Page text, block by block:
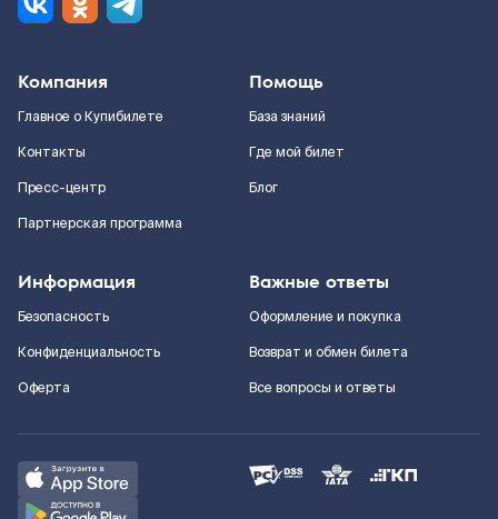
Компания
Главное о Купибилете
Контакты
Пресс-центр
Партнерская программа
Помощь
База знаний
Где мой билет
Блог
Информация
Безопасность
Конфиденциальность
Оферта
Важные ответы
Оформление и покупка
Возврат и обмен билета
Все вопросы и ответы